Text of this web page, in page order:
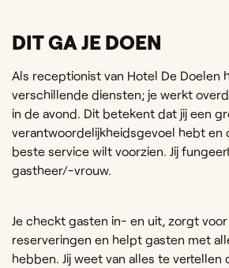
DIT GA JE DOEN
Als receptionist van Hotel De Doelen
verschillende diensten; je werkt
in de avond. Dit betekent dat jij een
verantwoordelijkheidsgevoel hebt en
beste service wilt voorzien. Jij
gastheer/-vrouw.
Je checkt gasten in- en uit, zorgt
reserveringen en helpt gasten met
hebben. Jij weet van alles te vertellen